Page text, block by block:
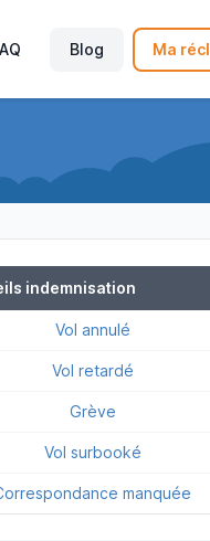
Blog Ma
indemnisation
Vol annulé
Vol retardé
Grève
Vol surbooké
manquée